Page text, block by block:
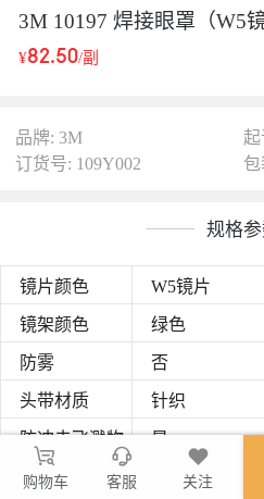
3M 10197 焊接眼罩（W5
¥82.50/副
品牌: 3M
起
订货号: 109Y002
规格
镜片颜色 W5镜片
镜架颜色 绿色
防雾 否
头带材质 针织
防冲击飞溅物 是
防刮擦
购物车 客服 关注